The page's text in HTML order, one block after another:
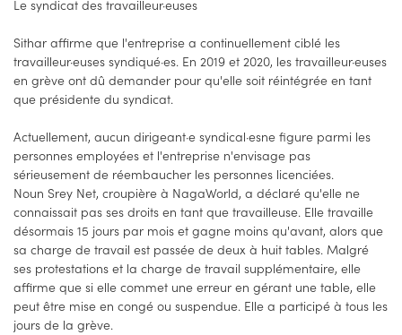
Le syndicat des travailleur·euses
Sithar affirme que l'entreprise a continuellement ciblé les
travailleur·euses syndiqué·es. En 2019 et 2020, les travailleur·euses
en grève ont dû demander pour qu'elle soit réintégrée en tant
que présidente du syndicat.
Actuellement, aucun dirigeant·e syndical·esne figure parmi les
personnes employées et l'entreprise n'envisage pas
sérieusement de réembaucher les personnes licenciées.
Noun Srey Net, croupière à NagaWorld, a déclaré qu'elle ne
connaissait pas ses droits en tant que travailleuse. Elle travaille
désormais 15 jours par mois et gagne moins qu'avant, alors que
sa charge de travail est passée de deux à huit tables. Malgré
ses protestations et la charge de travail supplémentaire, elle
affirme que si elle commet une erreur en gérant une table, elle
peut être mise en congé ou suspendue. Elle a participé à tous les
jours de la grève.